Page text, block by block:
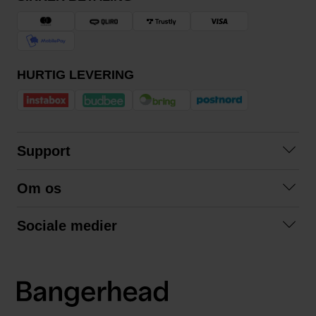
HURTIG LEVERING
Support
Betingelser
Om os
Sociale medier
LinkedIn